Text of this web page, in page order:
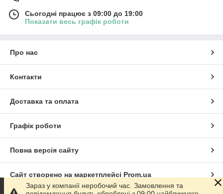
Сьогодні працює з 09:00 до 19:00
Показати весь графік роботи
Про нас
Контакти
Доставка та оплата
Графік роботи
Повна версія сайту
Сайт створено на маркетплейсі Prom.ua
Зараз у компанії неробочий час. Замовлення та